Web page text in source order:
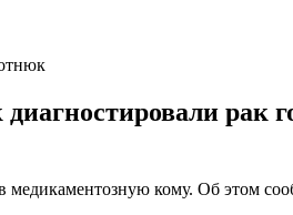
рак
кому. Об этом